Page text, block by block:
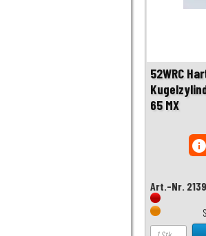
52WRC
65 MX
Art.-Nr.